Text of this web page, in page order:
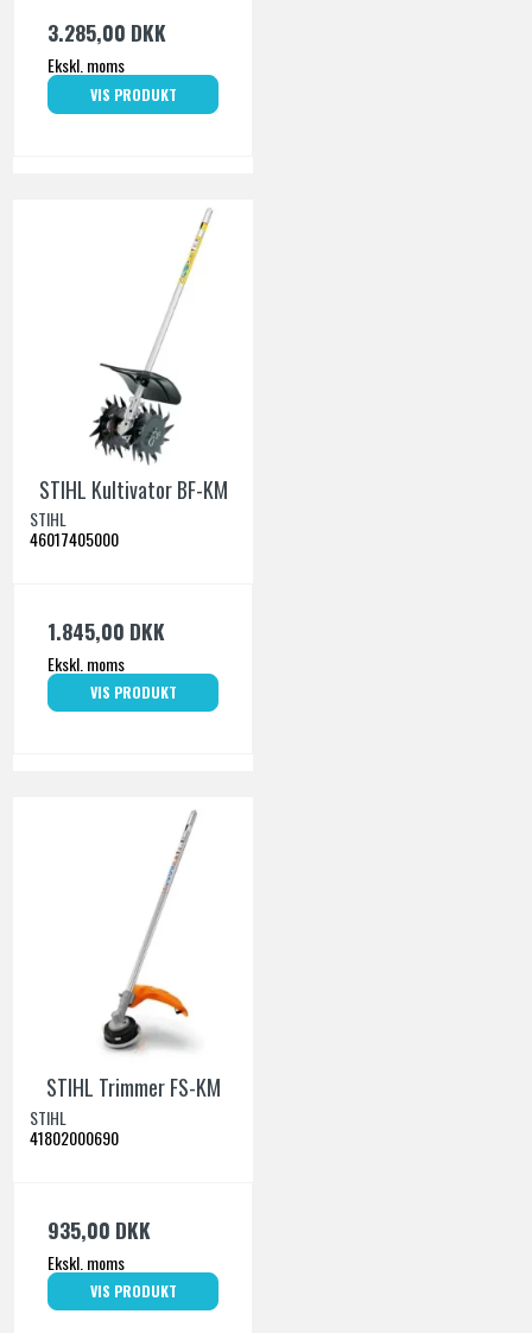
3.285,00 DKK
Ekskl. moms
VIS PRODUKT
STIHL Kultivator BF-KM
STIHL
46017405000
1.845,00 DKK
Ekskl. moms
VIS PRODUKT
STIHL Trimmer FS-KM
STIHL
41802000690
935,00 DKK
Ekskl. moms
VIS PRODUKT